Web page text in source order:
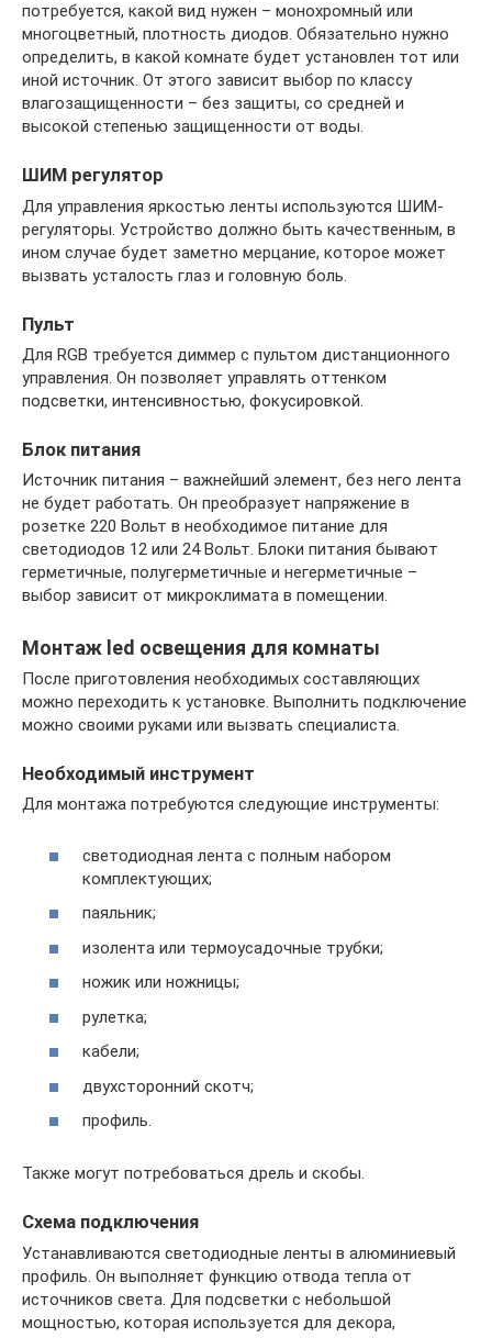
потребуется, какой вид нужен – монохромный или
многоцветный, плотность диодов. Обязательно нужно
определить, в какой комнате будет установлен тот или
иной источник. От этого зависит выбор по классу
влагозащищенности – без защиты, со средней и
высокой степенью защищенности от воды.
ШИМ регулятор
Для управления яркостью ленты используются ШИМ-
регуляторы. Устройство должно быть качественным, в
ином случае будет заметно мерцание, которое может
вызвать усталость глаз и головную боль.
Пульт
Для RGB требуется диммер с пультом дистанционного
управления. Он позволяет управлять оттенком
подсветки, интенсивностью, фокусировкой.
Блок питания
Источник питания – важнейший элемент, без него лента
не будет работать. Он преобразует напряжение в
розетке 220 Вольт в необходимое питание для
светодиодов 12 или 24 Вольт. Блоки питания бывают
герметичные, полугерметичные и негерметичные –
выбор зависит от микроклимата в помещении.
Монтаж led освещения для комнаты
После приготовления необходимых составляющих
можно переходить к установке. Выполнить подключение
можно своими руками или вызвать специалиста.
Необходимый инструмент
Для монтажа потребуются следующие инструменты:
светодиодная лента с полным набором
комплектующих;
паяльник;
изолента или термоусадочные трубки;
ножик или ножницы;
рулетка;
кабели;
двухсторонний скотч;
профиль.
Также могут потребоваться дрель и скобы.
Схема подключения
Устанавливаются светодиодные ленты в алюминиевый
профиль. Он выполняет функцию отвода тепла от
источников света. Для подсветки с небольшой
мощностью, которая используется для декора,